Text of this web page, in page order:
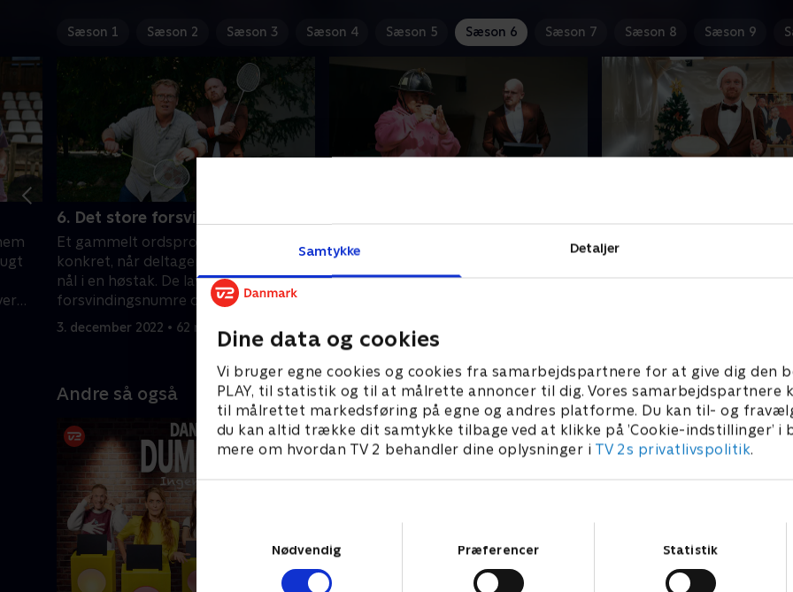
Samtykke Detaljer
Dine data og cookies
Vi bruger egne cookies og cookies fra samarbejdspartnere for at give dig den
PLAY, til statistik og til at målrette annoncer til dig. Vores samarbejdspartnere
til målrettet markedsføring på egne og andres platforme. Du kan til- og
du kan altid trække dit samtykke tilbage ved at klikke på ’Cookie-indstillinger’ i
mere om hvordan TV 2 behandler dine oplysninger i TV 2s privatlivspolitik.
Nødvendig
Præferencer Statistik
Sæson 1 Sæson 2 Sæson 3 Sæson 4 Sæson 5 Sæson 6 Sæson 7 Sæson 8 Sæson 9
6. Det store forsvindingsnummer
Et gammelt ordsprog bliver meget
konkret, når deltagerne skal finde en
nål i en høstak. De laver også store
forsvindingsnumre og håndterer
ustyrlige fødder.
3. december 2022 • 62 min
Velkommen til finalen og det endelige
opgør om stormesterens gyldne
hoved. Men først skal de skøre
10. december 2022 • 63 min
Julen er fuld af overraskelser
Andre så også